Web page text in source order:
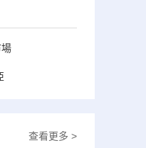
查看更多 >